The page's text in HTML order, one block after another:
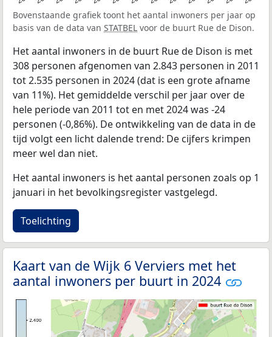
Bovenstaande grafiek toont het aantal inwoners per jaar op
basis van de data van STATBEL voor de buurt Rue de Dison.
Het aantal inwoners in de buurt Rue de Dison is met
308 personen afgenomen van 2.843 personen in 2011
tot 2.535 personen in 2024 (dat is een grote afname
van 11%). Het gemiddelde verschil per jaar over de
hele periode van 2011 tot en met 2024 was -24
personen (-0,86%). De ontwikkeling van de data in de
tijd volgt een licht dalende trend: De cijfers krimpen
meer wel dan niet.
Het aantal inwoners is het aantal personen zoals op 1
januari in het bevolkingsregister vastgelegd.
Toelichting
Kaart van de Wijk 6 Verviers met het
aantal inwoners per buurt in 2024